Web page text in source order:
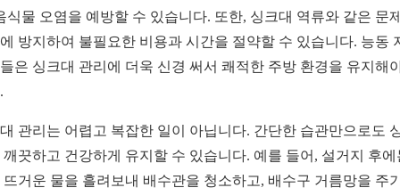
식물 오염을 예방할 수 있습니다. 또한, 싱크대 역류와 같은 문
방지하여 불필요한 비용과 시간을 절약할 수 있습니다. 능동
은 싱크대 관리에 더욱 신경 써서 쾌적한 주방 환경을 유지해
관리는 어렵고 복잡한 일이 아닙니다. 간단한 습관만으로도
깨끗하고 건강하게 유지할 수 있습니다. 예를 들어, 설거지 후에
뜨거운 물을 흘려보내 배수관을 청소하고, 배수구 거름망을 주